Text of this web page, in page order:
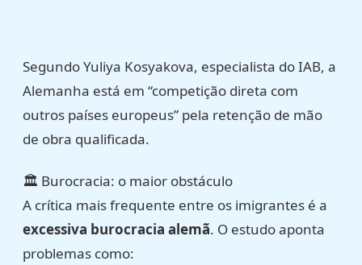
Segundo Yuliya Kosyakova, especialista do IAB, a
Alemanha está em “competição direta com
outros países europeus” pela retenção de mão
de obra qualificada.
🏛️ Burocracia: o maior obstáculo
A crítica mais frequente entre os imigrantes é a
excessiva burocracia alemã. O estudo aponta
problemas como: